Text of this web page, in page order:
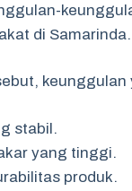
di Samarinda.
stabil.
yang tinggi.
produk.